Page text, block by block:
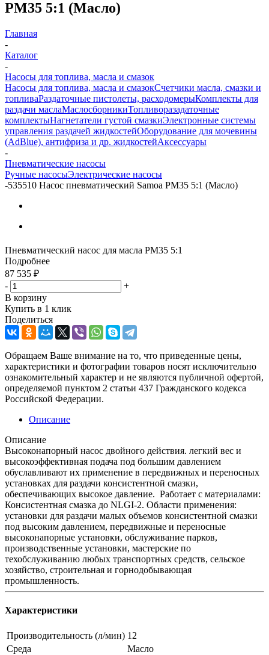
PM35 5:1 (Масло)
Главная
-
Каталог
-
Насосы для топлива, масла и смазок
Насосы для топлива, масла и смазокСчетчики масла, смазки и
топливаРаздаточные пистолеты, расходомерыКомплекты для
раздачи маслаМаслосборникиТопливоразадаточные
комплектыНагнетатели густой смазкиЭлектронные системы
управления раздачей жидкостейОборудование для мочевины
(AdBlue), антифриза и др. жидкостейАксессуары
-
Пневматические насосы
Ручные насосыЭлектрические насосы
-535510 Насос пневматический Samoa PM35 5:1 (Масло)
Пневматический насос для масла PM35 5:1
Подробнее
87 535 ₽
-
+
В корзину
Купить в 1 клик
Поделиться
Обращаем Ваше внимание на то, что приведенные цены,
характеристики и фотографии товаров носят исключительно
ознакомительный характер и не являются публичной офертой,
определяемой пунктом 2 статьи 437 Гражданского кодекса
Российской Федерации.
Описание
Описание
Высоконапорный насос двойного действия. легкий вес и
высокоэффективная подача под большим давлением
обуславливают их применение в передвижных и переносных
установках для раздачи консистентной смазки,
обеспечивающих высокое давление. Работает с материалами:
Консистентная смазка до NLGI-2. Области применения:
установки для раздачи малых объемов консистентной смазки
под высоким давлением, передвижные и переносные
высоконапорные установки, обслуживание парков,
производственные установки, мастерские по
техобслуживанию любых транспортных средств, сельское
хозяйство, строительная и горнодобывающая
промышленность.
Характеристики
Производительность (л/мин) 12
Среда
Масло